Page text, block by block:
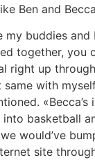
Ben and
my buddies and
together, you
right up
same with
into basketball
would’ve
site